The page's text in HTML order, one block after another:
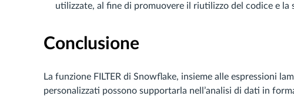
utilizzate, al fine di promuovere il riutilizzo del codice e la
Conclusione
La funzione FILTER di Snowflake, insieme alle espressioni
personalizzati possono supportarla nell’analisi di dati in